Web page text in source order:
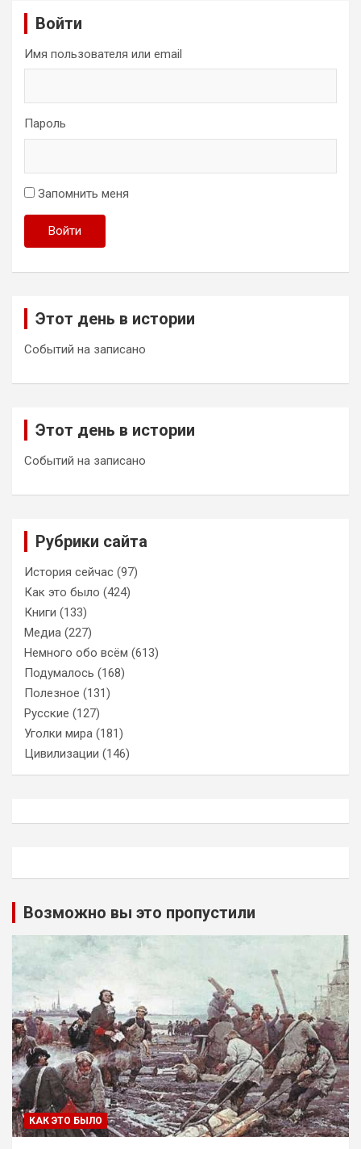
Войти
Имя пользователя или email
Пароль
Запомнить меня
Войти
Этот день в истории
Событий на записано
Этот день в истории
Событий на записано
Рубрики сайта
История сейчас (97)
Как это было (424)
Книги (133)
Медиа (227)
Немного обо всём (613)
Подумалось (168)
Полезное (131)
Русские (127)
Уголки мира (181)
Цивилизации (146)
Возможно вы это пропустили
КАК ЭТО БЫЛО